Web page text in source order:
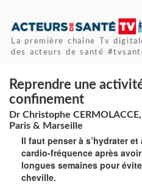
La première chaîne Tv
des acteurs de santé
Reprendre une
confinement
Dr Christophe
Paris & Marseille
Il faut penser à s’hydrater et
cardio-fréquence après
longues semaines pour
cheville.